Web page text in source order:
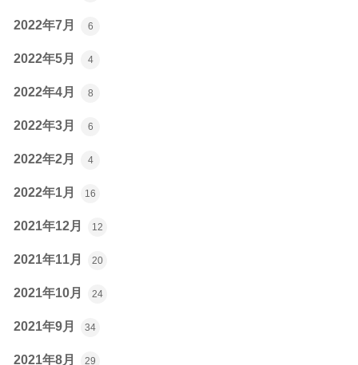
2022年7月 6
2022年5月 4
2022年4月 8
2022年3月 6
2022年2月 4
2022年1月 16
2021年12月 12
2021年11月 20
2021年10月 24
2021年9月 34
2021年8月 29